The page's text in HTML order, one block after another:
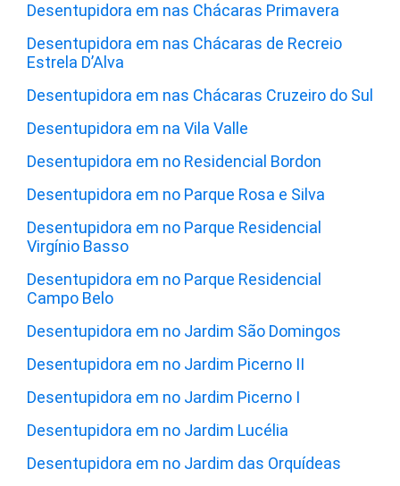
Desentupidora em nas Chácaras Primavera
Desentupidora em nas Chácaras de Recreio
Estrela D’Alva
Desentupidora em nas Chácaras Cruzeiro do Sul
Desentupidora em na Vila Valle
Desentupidora em no Residencial Bordon
Desentupidora em no Parque Rosa e Silva
Desentupidora em no Parque Residencial
Virgínio Basso
Desentupidora em no Parque Residencial
Campo Belo
Desentupidora em no Jardim São Domingos
Desentupidora em no Jardim Picerno II
Desentupidora em no Jardim Picerno I
Desentupidora em no Jardim Lucélia
Desentupidora em no Jardim das Orquídeas